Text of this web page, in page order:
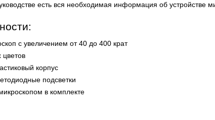
есть вся необходимая информация об устройстве
с увеличением от 40 до 400 крат
цветов
корпус
подсветки
в комплекте